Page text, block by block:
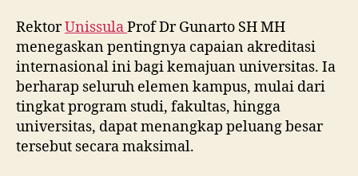
RektorUnissulaProf Dr Gunarto SH MH
menegaskan pentingnya capaian akreditasi
internasional ini bagi kemajuan universitas. Ia
berharap seluruh elemen kampus, mulai dari
tingkat program studi, fakultas, hingga
universitas, dapat menangkap peluang besar
tersebut secara maksimal.